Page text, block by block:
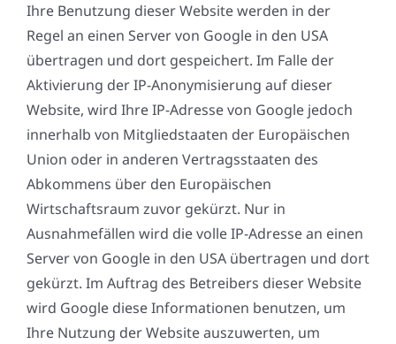
Ihre Benutzung dieser Website werden in der
Regel an einen Server von Google in den USA
übertragen und dort gespeichert. Im Falle der
Aktivierung der IP-Anonymisierung auf dieser
Website, wird Ihre IP-Adresse von Google jedoch
innerhalb von Mitgliedstaaten der Europäischen
Union oder in anderen Vertragsstaaten des
Abkommens über den Europäischen
Wirtschaftsraum zuvor gekürzt. Nur in
Ausnahmefällen wird die volle IP-Adresse an einen
Server von Google in den USA übertragen und dort
gekürzt. Im Auftrag des Betreibers dieser Website
wird Google diese Informationen benutzen, um
Ihre Nutzung der Website auszuwerten, um